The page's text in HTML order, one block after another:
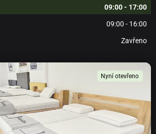
09:00 - 17:00
09:00 - 16:00
Zavřeno
Nyní otevřeno